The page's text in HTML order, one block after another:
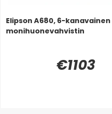
Elipson A680, 6-kanavainen
monihuonevahvistin
€1103